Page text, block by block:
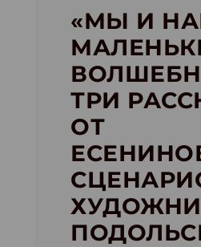
«МЫ И
ТРИ
ОТ